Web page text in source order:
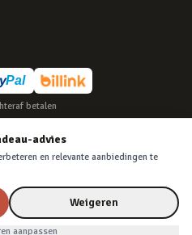
betalen
Tot 365 dagen retourneren.
advies
en relevante aanbiedingen te
Weigeren
aanpassen